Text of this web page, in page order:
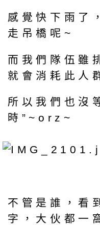
感覺快下雨了
走吊橋呢~
而我們隊伍雖
就會消耗此人
所以我們也沒
時”~orz~
不管是誰，看
字，大伙都一